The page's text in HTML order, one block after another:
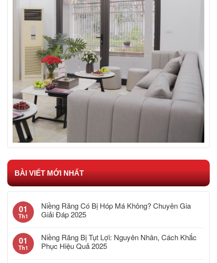
BÀI VIẾT MỚI NHẤT
01
Th1
Niềng Răng Có Bị Hóp Má Không? Chuyên Gia
Giải Đáp 2025
01
Th1
Niềng Răng Bị Tụt Lợi: Nguyên Nhân, Cách Khắc
Phục Hiệu Quả 2025